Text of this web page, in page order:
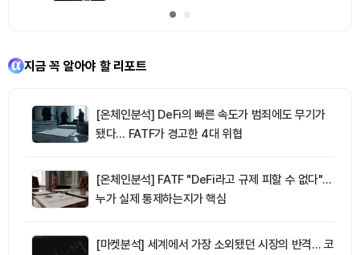
지금 꼭 알아야 할 리포트
[온체인분석] DeFi의 빠른 속도가 범죄에도 무기가
됐다… FATF가 경고한 4대 위협
[온체인분석] FATF "DeFi라고 규제 피할 수 없다"…
누가 실제 통제하는지가 핵심
[마켓분석] 세계에서 가장 소외됐던 시장의 반격… 코